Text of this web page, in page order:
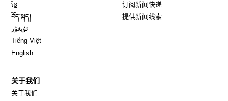
ខ្មែ
བོད་སྐད།
ئۇيغۇر
Tiếng Việt
English
订阅新闻快递
提供新闻线索
关于我们
关于我们